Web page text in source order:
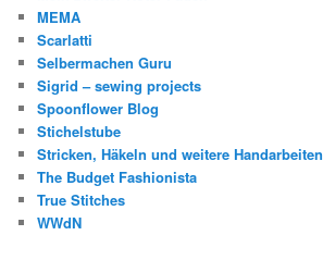
MEMA
Scarlatti
Selbermachen Guru
Sigrid – sewing projects
Spoonflower Blog
Stichelstube
Stricken, Häkeln und weitere Handarbeiten
The Budget Fashionista
True Stitches
WWdN